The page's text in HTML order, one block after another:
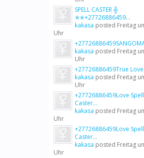
SPELL CASTER ╬
✯✯+27726886459...
kakasa posted Freitag
Uhr
kakasa posted Freitag
Uhr
+27726886459True Love
kakasa posted Freitag
Uhr
+27726886459Love
Caster...
kakasa posted Freitag
Uhr
+27726886459Love
Caster...
kakasa posted Freitag
Uhr